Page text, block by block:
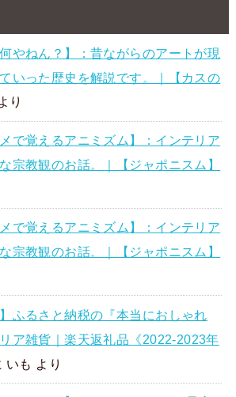
やねん？】：昔ながらのアートが現
いった歴史を解説です。｜【カスの
り
で覚えるアニミズム】：インテリア
宗教観のお話。｜【ジャポニスム】
で覚えるアニミズム】：インテリア
宗教観のお話。｜【ジャポニスム】
ふるさと納税の『本当におしゃれ
ア雑貨｜楽天返礼品《2022-2023年
いも より